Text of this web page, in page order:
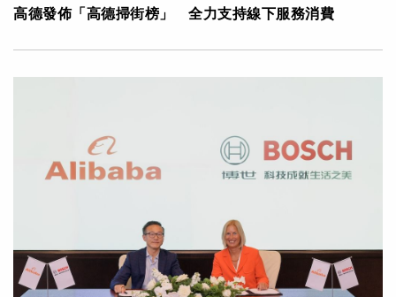
高德發佈「高德掃街榜」 全力支持線下服務消費